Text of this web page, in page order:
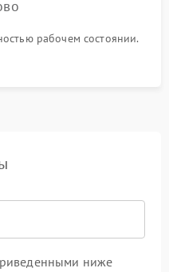
рабочем состоянии.
ниже